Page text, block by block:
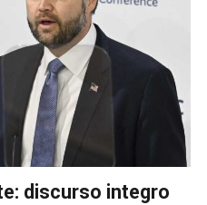
discurso integro